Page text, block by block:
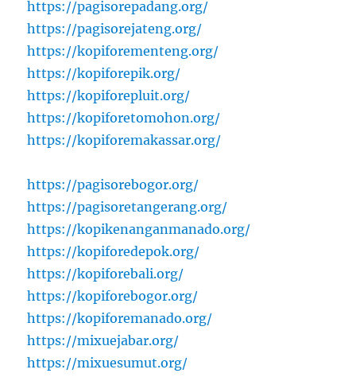
https://pagisorepadang.org/
https://pagisorejateng.org/
https://kopiforementeng.org/
https://kopiforepik.org/
https://kopiforepluit.org/
https://kopiforetomohon.org/
https://kopiforemakassar.org/
https://pagisorebogor.org/
https://pagisoretangerang.org/
https://kopikenanganmanado.org/
https://kopiforedepok.org/
https://kopiforebali.org/
https://kopiforebogor.org/
https://kopiforemanado.org/
https://mixuejabar.org/
https://mixuesumut.org/